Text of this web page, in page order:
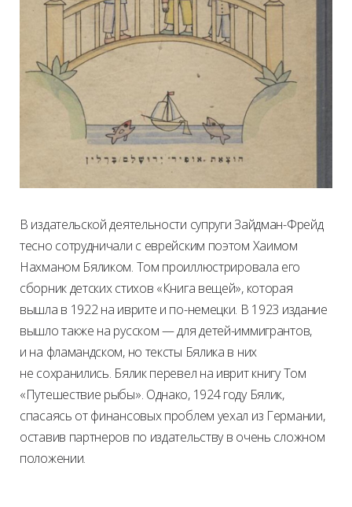
В издательской деятельности супруги Зайдман-Фрейд
тесно сотрудничали с еврейским поэтом Хаимом
Нахманом Бяликом. Том проиллюстрировала его
сборник детских стихов «Книга вещей», которая
вышла в 1922 на иврите и по-немецки. В 1923 издание
вышло также на русском — для детей-иммигрантов,
и на фламандском, но тексты Бялика в них
не сохранились. Бялик перевел на иврит книгу Том
«Путешествие рыбы». Однако, 1924 году Бялик,
спасаясь от финансовых проблем уехал из Германии,
оставив партнеров по издательству в очень сложном
положении.